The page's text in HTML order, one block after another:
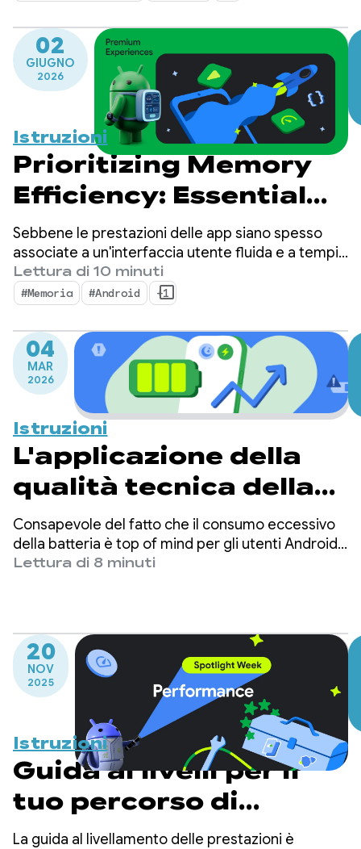
02
GIUGNO
2026
Istruzioni
Prioritizing Memory
Efficiency: Essential
Steps for Android 17
Sebbene le prestazioni delle app siano spesso
associate a un'interfaccia utente fluida e a tempi
di avvio rapidi, la memoria funge da base
silenziosa su cui si basano queste metriche visibili.
Non è un segreto che stiamo assistendo a un
cambiamento in cui la memoria del dispositivo è
più importante che mai.
Lettura di 10 minuti
#Memoria #Android +1
04
MAR
2026
Istruzioni
L'applicazione della
qualità tecnica della
batteria è arrivata:
come ottimizzare i
Consapevole del fatto che il consumo eccessivo
della batteria è top of mind per gli utenti Android,
Google ha adottato misure significative per
Lettura di 8 minuti
20
NOV
2025
Istruzioni
Guida ai livelli per il
tuo percorso di
rendimento
La guida al livellamento delle prestazioni è